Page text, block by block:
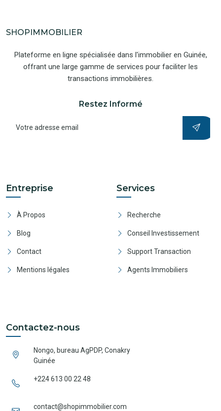
SHOPIMMOBILIER
Plateforme en ligne spécialisée dans l'immobilier en Guinée,
offrant une large gamme de services pour faciliter les
transactions immobilières.
Restez Informé
Entreprise
À Propos
Blog
Contact
Mentions légales
Services
Recherche
Conseil Investissement
Support Transaction
Agents Immobiliers
Contactez-nous
Nongo, bureau AgPDP, Conakry
Guinée
+224 613 00 22 48
contact@shopimmobilier.com